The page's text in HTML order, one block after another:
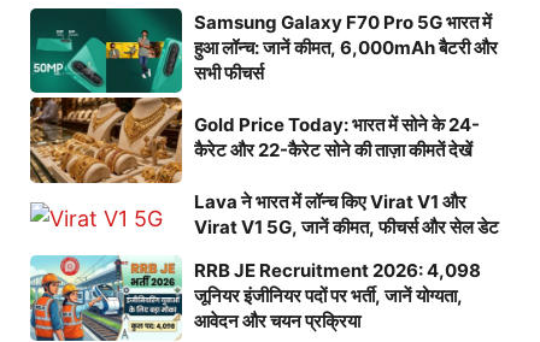
Samsung Galaxy F70 Pro 5G भारत में
हुआ लॉन्च: जानें कीमत, 6,000mAh बैटरी और
सभी फीचर्स
Gold Price Today: भारत में सोने के 24-
कैरेट और 22-कैरेट सोने की ताज़ा कीमतें देखें
Lava ने भारत में लॉन्च किए Virat V1 और
Virat V1 5G, जानें कीमत, फीचर्स और सेल डेट
RRB JE Recruitment 2026: 4,098
जूनियर इंजीनियर पदों पर भर्ती, जानें योग्यता,
आवेदन और चयन प्रक्रिया